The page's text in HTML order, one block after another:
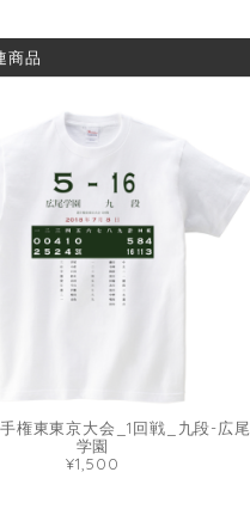
商品
権東東京大会_1回戦_九段-広尾
学園
¥1,500